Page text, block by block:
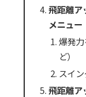
飛距離ア
メニュー
爆発
ど）
スイ
飛距離ア